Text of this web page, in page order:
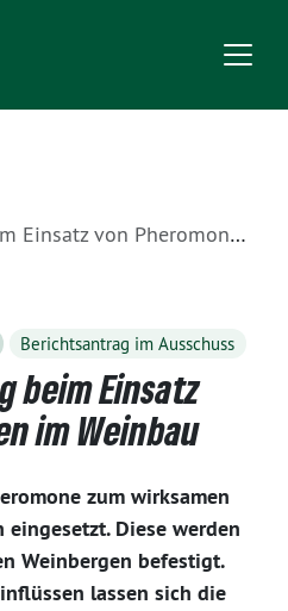
von Pheromonen im Weinbau
Berichtsantrag im Ausschuss
beim Einsatz
im Weinbau
zum wirksamen
Diese werden
Weinbergen befestigt.
lassen sich die